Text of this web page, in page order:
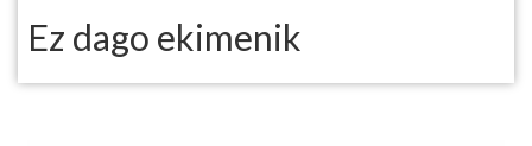
Ez dago ekimenik